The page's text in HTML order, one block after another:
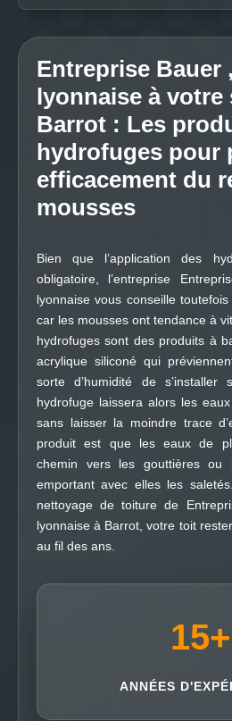
Entreprise Bauer
lyonnaise à votre
Barrot : Les
hydrofuges pour
efficacement du
mousses
Bien que l’application des
obligatoire, l’entreprise
lyonnaise vous conseille
car les mousses ont tendance à
hydrofuges sont des produits à
acrylique siliconé qui
sorte d’humidité de
hydrofuge laissera alors les
sans laisser la moindre trace
produit est que les eaux de
chemin vers les gouttières ou
emportant avec elles les
nettoyage de toiture de
lyonnaise à Barrot, votre toit
au fil des ans.
15+
ANNÉES